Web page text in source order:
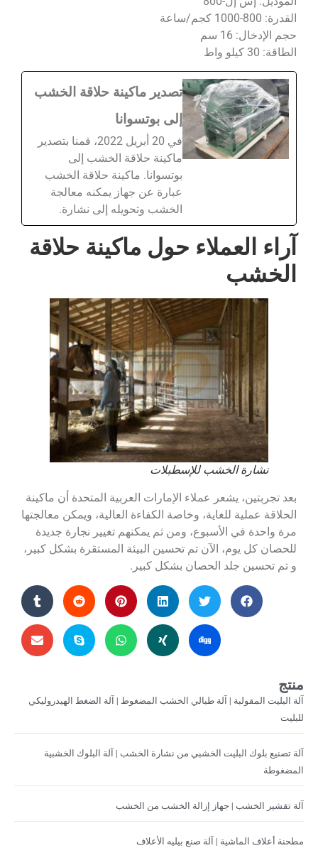
القدرة: 800-1000 كجم/ساعة
حجم الإدخال: 16 سم
الطاقة: 30 كيلو واط
تصدير ماكينة حلاقة الخشب
إلى بوتسوانا
في 20 أبريل 2022، قمنا بتصدير
ماكينة حلاقة الخشب إلى
بوتسوانا. ماكينة حلاقة الخشب
عبارة عن جهاز يمكنه معالجة
الخشب وتحويله إلى نشارة.
آراء العملاء حول ماكينة حلاقة
الخشب
نشارة الخشب للإسطبلات
بعد تجربتين، يشعر عملاء الإمارات العربية المتحدة أن ماكينة
الحلاقة عملية للغاية، وخاصة الكفاءة العالية، ويمكن معالجتها
مرة واحدة في الأسبوع، ومن ثم يمكنهم تغيير نجارة جديدة
للحصان كل يوم، الآن تم تحسين البيئة المستقرة بشكل كبير،
و تم تحسين جلد الحصان بشكل كبير.
منتج
آلة البليت المقولبة | آلة طبالي الخشب المضغوط | آلة الضغط الهيدروليكي
للبليت
آلة تصنيع بلوك البليت الخشبي من نشارة الخشب | آلة البلوك الخشبية
المضغوطة
آلة تقشير الخشب | جهاز إزالة الخشب من الخشب
مطحنة أعلاف الماشية | آلة صنع بيليه الأعلاف